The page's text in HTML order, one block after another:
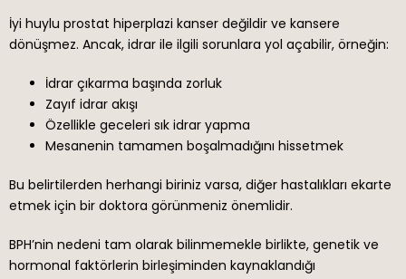
İyi huylu prostat hiperplazi kanser değildir ve kansere
dönüşmez. Ancak, idrar ile ilgili sorunlara yol açabilir, örneğin:
İdrar çıkarma başında zorluk
Zayıf idrar akışı
Özellikle geceleri sık idrar yapma
Mesanenin tamamen boşalmadığını hissetmek
Bu belirtilerden herhangi biriniz varsa, diğer hastalıkları ekarte
etmek için bir doktora görünmeniz önemlidir.
BPH’nin nedeni tam olarak bilinmemekle birlikte, genetik ve
hormonal faktörlerin birleşiminden kaynaklandığı